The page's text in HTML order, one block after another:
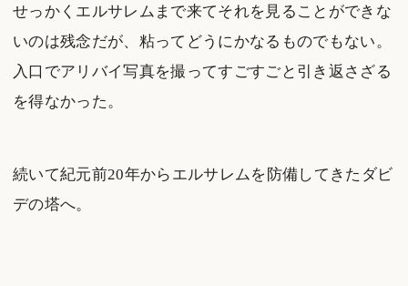
せっかくエルサレムまで来てそれを見ることができな
いのは残念だが、粘ってどうにかなるものでもない。
入口でアリバイ写真を撮ってすごすごと引き返さざる
を得なかった。
続いて紀元前20年からエルサレムを防備してきたダビ
デの塔へ。